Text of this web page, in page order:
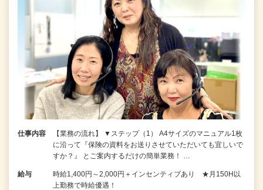
仕事内容
【業務の流れ】 ▼ステップ（1） A4サイズのマニュアル1枚
に沿って『保険の資料をお送りさせていただいても宜しいで
すか？』 とご案内するだけの簡単業務！ …
給与
時給1,400円～2,000円＋インセンティブあり ★月150H以
上勤務で時給優遇！